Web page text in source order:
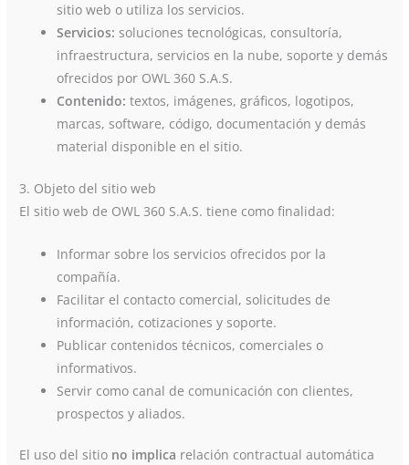
sitio web o utiliza los servicios.
Servicios: soluciones tecnológicas, consultoría,
infraestructura, servicios en la nube, soporte y demás
ofrecidos por OWL 360 S.A.S.
Contenido: textos, imágenes, gráficos, logotipos,
marcas, software, código, documentación y demás
material disponible en el sitio.
3. Objeto del sitio web
El sitio web de OWL 360 S.A.S. tiene como finalidad:
Informar sobre los servicios ofrecidos por la
compañía.
Facilitar el contacto comercial, solicitudes de
información, cotizaciones y soporte.
Publicar contenidos técnicos, comerciales o
informativos.
Servir como canal de comunicación con clientes,
prospectos y aliados.
El uso del sitio no implica relación contractual automática